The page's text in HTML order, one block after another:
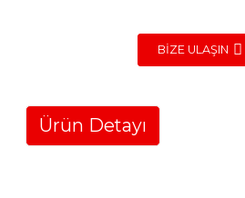
BIZE ULAŞIN
Ürün Detayı